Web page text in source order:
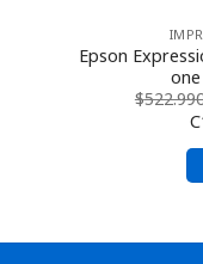
Epson
$